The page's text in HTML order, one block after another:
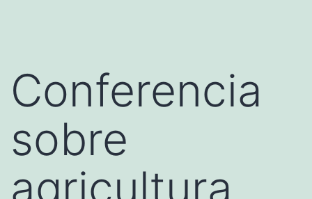
Conferencia
sobre
agricultura